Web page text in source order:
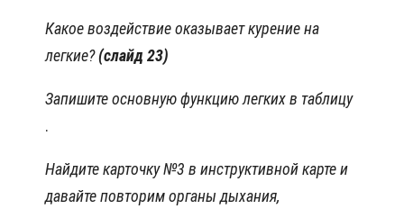
Какое воздействие оказывает курение на
легкие?(слайд 23)
Запишите основную функцию легких в таблицу
.
Найдите карточку №3 в инструктивной карте и
давайте повторим органы дыхания,